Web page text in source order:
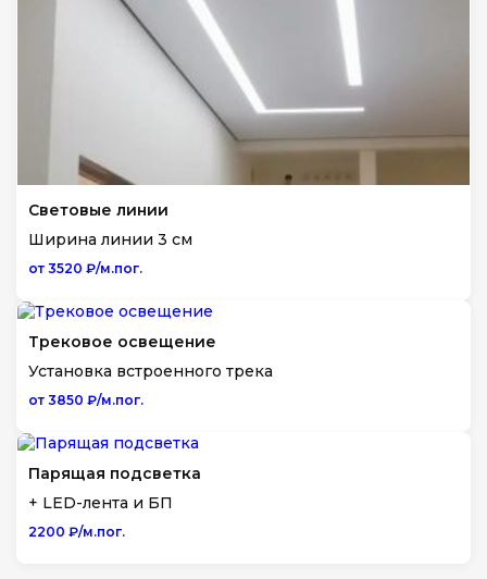
Световые линии
Ширина линии 3 см
от 3520 ₽/м.пог.
Трековое освещение
Установка встроенного трека
от 3850 ₽/м.пог.
Парящая подсветка
+ LED-лента и БП
2200 ₽/м.пог.